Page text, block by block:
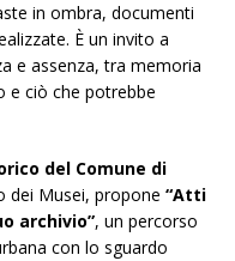
in ombra, documenti
È un invito a
e assenza, tra memoria
e ciò che potrebbe
del Comune di
dei Musei, propone “Atti
archivio”, un percorso
con lo sguardo